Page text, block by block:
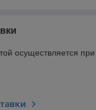
осуществляется